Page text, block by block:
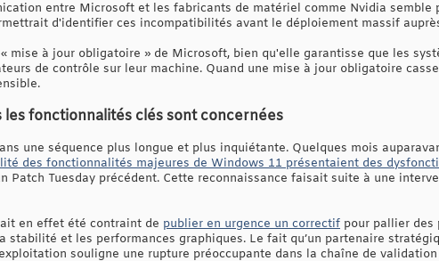
entre Microsoft et les fabricants de matériel comme Nvidia
d'identifier ces incompatibilités avant le déploiement massif
mise à jour obligatoire » de Microsoft, bien qu'elle garantisse que les
de contrôle sur leur machine. Quand une mise à jour obligatoire
fonctionnalités clés sont concernées
une séquence plus longue et plus inquiétante. Quelques mois
des fonctionnalités majeures de Windows 11 présentaient des
Patch Tuesday précédent. Cette reconnaissance faisait suite à une
en effet été contraint de publier en urgence un correctif pour pallier des
stabilité et les performances graphiques. Le fait qu’un partenaire
souligne une rupture préoccupante dans la chaîne de